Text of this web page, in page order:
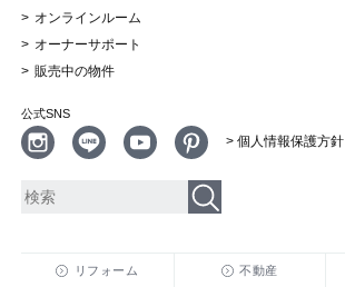
オンラインルーム
オーナーサポート
販売中の物件
公式SNS
> 個人情報保護方針
リフォーム 不動産